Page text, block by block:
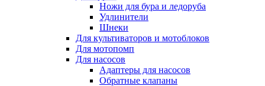
Ножи для бура и ледоруба
Удлинители
Шнеки
Для культиваторов и мотоблоков
Для мотопомп
Для насосов
Адаптеры для насосов
Обратные клапаны